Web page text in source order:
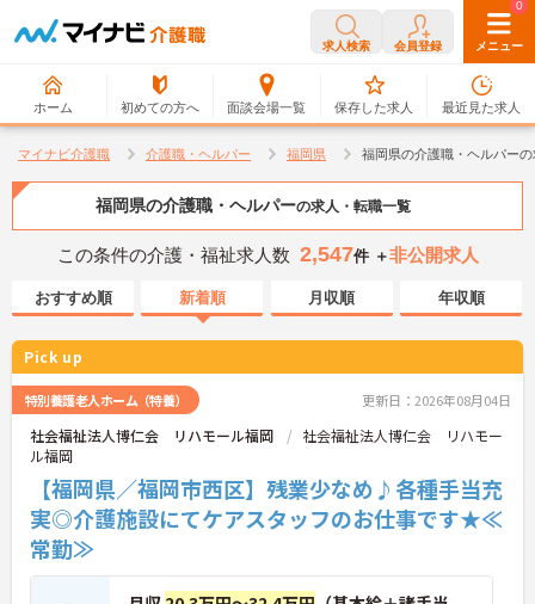
求人検索 会員登録 メニュー
ホーム 初めての方へ 面談会場一覧
0
保存した求人
0
最近見た求人
マイナビ介護職 介護職・ヘルパー 福岡県 福岡県の介護職・ヘルパー
福岡県の介護職・ヘルパーの求人・転職一覧
この条件の介護・福祉求人数 2,547件 ＋非公開求人
おすすめ順 新着順 月収順 年収順
Pick up
特別養護老人ホーム（特養） 更新日：2026年08月04日
社会福祉法人博仁会 リハモール福岡
社会福祉法人博仁会 リハモー
ル福岡
【福岡県／福岡市西区】残業少なめ♪各種手当充
実◎介護施設にてケアスタッフのお仕事です★≪
常勤≫